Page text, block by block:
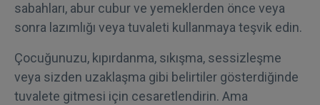
sabahları, abur cubur ve yemeklerden önce veya
sonra lazımlığı veya tuvaleti kullanmaya teşvik edin.
Çocuğunuzu, kıpırdanma, sıkışma, sessizleşme
veya sizden uzaklaşma gibi belirtiler gösterdiğinde
tuvalete gitmesi için cesaretlendirin. Ama